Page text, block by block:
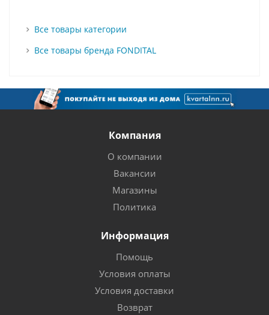
Все товары категории
Все товары бренда FONDITAL
Компания
О компании
Вакансии
Магазины
Политика
Информация
Помощь
Условия оплаты
Условия доставки
Возврат